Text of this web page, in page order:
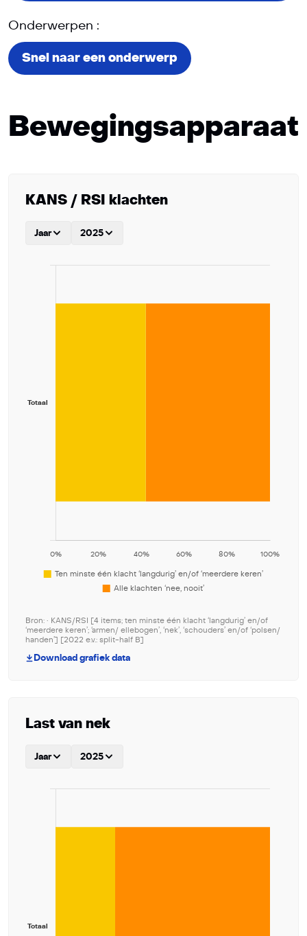
Onderwerpen :
Snel naar een onderwerp
Bewegingsapparaat
KANS / RSI klachten
Jaar 2025
Bron: • KANS/RSI [4 items; ten minste één klacht ‘langdurig’ en/of
‘meerdere keren’; ‘armen/ ellebogen’, ‘nek’, ‘schouders’ en/of ‘polsen/
handen’] [2022 e.v.: split-half B]
Download grafiek data
Last van nek
Jaar 2025